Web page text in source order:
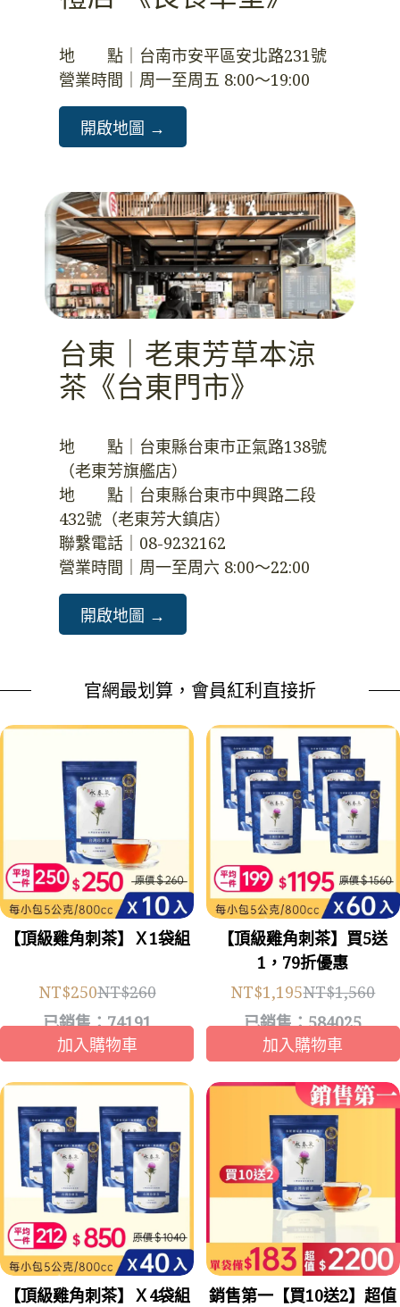
地　　點｜台南市安平區安北路231號
營業時間｜周一至周五 8:00～19:00
開啟地圖 →️
台東｜老東芳草本涼
茶《台東門市》
地　　點｜台東縣台東市正氣路138號
（老東芳旗艦店）
地　　點｜台東縣台東市中興路二段
432號（老東芳大鎮店）
聯繫電話｜08-9232162
營業時間｜周一至周六 8:00～22:00
開啟地圖 →️
官網最划算，會員紅利直接折
【頂級雞角刺茶】Ｘ1袋組
NT$250NT$260
已銷售：74191
加入購物車
【頂級雞角刺茶】買5送
1，79折優惠
NT$1,195NT$1,560
已銷售：584025
加入購物車
【頂級雞角刺茶】Ｘ4袋組
銷售第一【買10送2】超值